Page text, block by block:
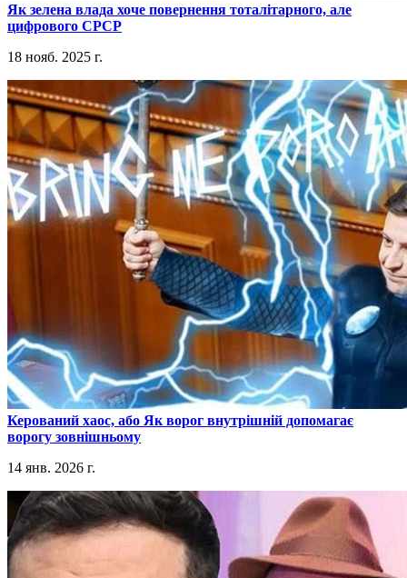
​Як зелена влада хоче повернення тоталітарного, але
цифрового СРСР
18 нояб. 2025 г.
​Керований хаос, або Як ворог внутрішній допомагає
ворогу зовнішньому
14 янв. 2026 г.